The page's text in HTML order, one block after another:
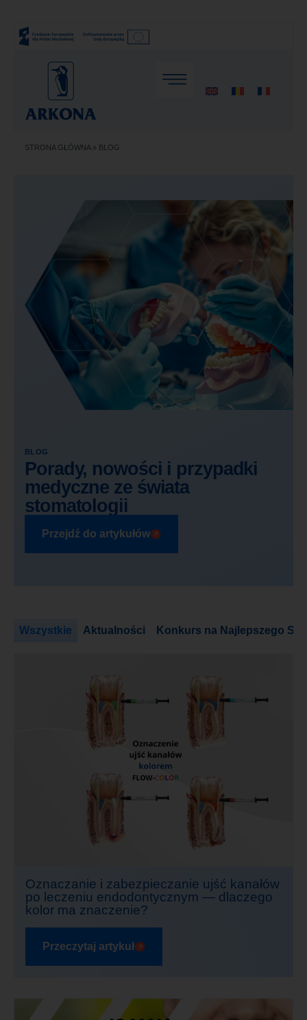
STRONA GŁÓWNA» BLOG
BLOG
Porady, nowości i przypadki
medyczne ze świata
stomatologii
Przejdź do artykułów
Aktualności Konkurs na Najlepszego
Wszystkie
Oznaczanie i zabezpieczanie ujść kanałów
po leczeniu endodontycznym — dlaczego
kolor ma znaczenie?
Przeczytaj artykuł